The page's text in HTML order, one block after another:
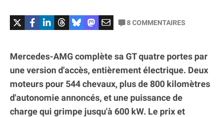
8COMMENTAIRES
Mercedes-AMG complète sa GT quatre portes par
une version d'accès, entièrement électrique. Deux
moteurs pour 544 chevaux, plus de 800 kilomètres
d'autonomie annoncés, et une puissance de
charge qui grimpe jusqu'à 600 kW. Le prix et